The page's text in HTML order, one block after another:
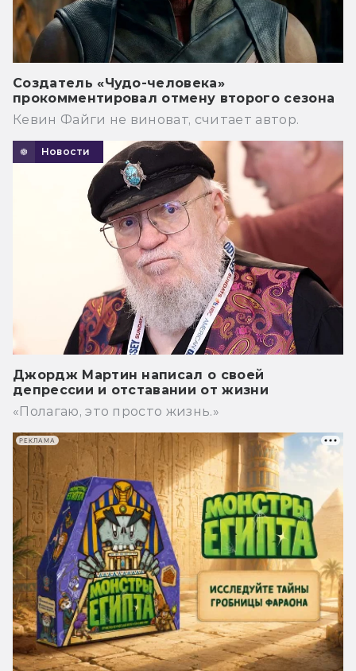
Создатель «Чудо-человека»
прокомментировал отмену второго сезона
Кевин Файги не виноват, считает автор.
Новости
Джордж Мартин написал о своей
депрессии и отставании от жизни
«Полагаю, это просто жизнь.»
РЕКЛАМА